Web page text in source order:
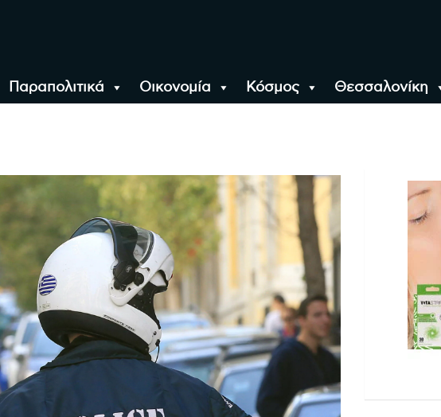
Παραπολιτικά Οικονομία Κόσμος Θεσσαλονίκη